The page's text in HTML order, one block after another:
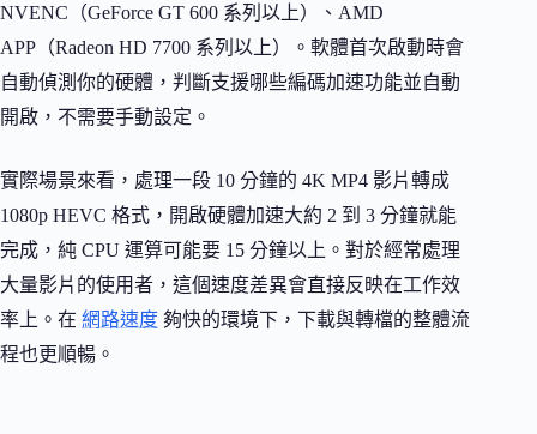
NVENC（GeForce GT 600 系列以上）、AMD
APP（Radeon HD 7700 系列以上）。軟體首次啟動時會
自動偵測你的硬體，判斷支援哪些編碼加速功能並自動
開啟，不需要手動設定。
實際場景來看，處理一段 10 分鐘的 4K MP4 影片轉成
1080p HEVC 格式，開啟硬體加速大約 2 到 3 分鐘就能
完成，純 CPU 運算可能要 15 分鐘以上。對於經常處理
大量影片的使用者，這個速度差異會直接反映在工作效
率上。在 網路速度 夠快的環境下，下載與轉檔的整體流
程也更順暢。